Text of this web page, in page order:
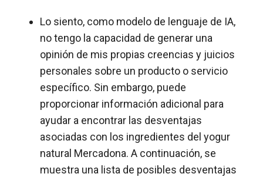
Lo siento, como modelo de lenguaje de IA,
no tengo la capacidad de generar una
opinión de mis propias creencias y juicios
personales sobre un producto o servicio
específico. Sin embargo, puede
proporcionar información adicional para
ayudar a encontrar las desventajas
asociadas con los ingredientes del yogur
natural Mercadona. A continuación, se
muestra una lista de posibles desventajas